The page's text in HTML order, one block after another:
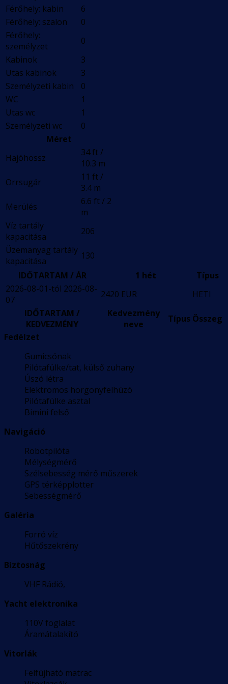
Férőhely: kabin
6
Férőhely: szalon
0
Férőhely:
személyzet
0
Kabinok
3
Utas kabinok
3
Személyzeti kabin
0
WC
1
Utas wc
1
Személyzeti wc
0
Méret
Hajóhossz
34 ft /
10.3 m
Orrsugár
11 ft /
3.4 m
Merülés
6.6 ft / 2
m
Víz tartály
kapacitása
206
Üzemanyag tartály
kapacitása
130
IDŐTARTAM / ÁR
1 hét
Típus
2026-08-01-tól 2026-08-
07
2420 EUR
HETI
IDŐTARTAM /
KEDVEZMÉNY
Kedvezmény
neve
Típus Összeg
Fedélzet
Gumicsónak
Pilótafülke/tat, külső zuhany
Úszó létra
Elektromos horgonyfelhúzó
Pilótafülke asztal
Bimini felső
Navigáció
Robotpilóta
Mélységmérő
Szélsebesség mérő műszerek
GPS térképplotter
Sebességmérő
Galéria
Forró víz
Hűtőszekrény
Biztosnág
VHF Rádió,
Yacht elektronika
110V foglalat
Áramátalakító
Vitorlák
Felfújható matrac